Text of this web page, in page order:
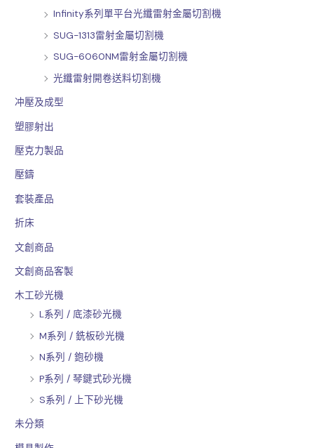
Infinity系列單平台光纖雷射金屬切割機
SUG-1313雷射金屬切割機
SUG-6060NM雷射金屬切割機
光纖雷射開卷送料切割機
冲壓及成型
塑膠射出
壓克力製品
壓鑄
套裝產品
折床
文創商品
文創商品客製
木工砂光機
L系列 / 底漆砂光機
M系列 / 銑板砂光機
N系列 / 鉋砂機
P系列 / 琴鍵式砂光機
S系列 / 上下砂光機
未分類